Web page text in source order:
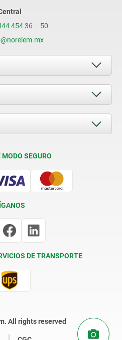
454 36 – 50
MODO SEGURO
DE TRANSPORTE
All rights reserved